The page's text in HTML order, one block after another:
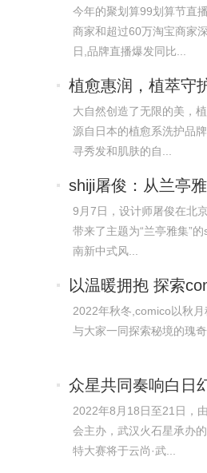
节引领
今年的聚划算99划算节直
商家和超过60万淘宝商家
日,品牌直播爆发同比...
植愈惠润，植萃守
大自然创造了无限的美，
源自日本的植愈系洗护品
寻秀发和肌肤的自...
shiji屠俊：从兰亭
醒
9月7日，设计师屠俊在北
带来了主题为“兰亭雅集”
南新中式风...
以温暖拥抱 探索
2022年秋冬,comico以秋
与大家一同探索秘境的瑰奇
众星共同奏响白日
儿国际
2022年8月18日至21日，
会主办，武汉火石星承办
特大赛将于云尚·武...